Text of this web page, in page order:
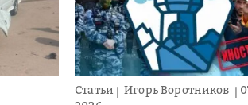
Статьи Игорь Воротников